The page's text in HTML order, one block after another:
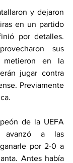
y dejaron
en un partido
por detalles.
sus
metieron en la
jugar contra
Previamente
de la UEFA
avanzó a las
por 2-0 a
Antes había